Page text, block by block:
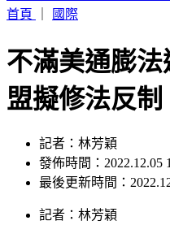
首頁
國際
不滿美通膨
盟擬修法反制
記者：林芳穎
發佈時間：2022.12.05
最後更新時間：
記者 ： 林芳穎